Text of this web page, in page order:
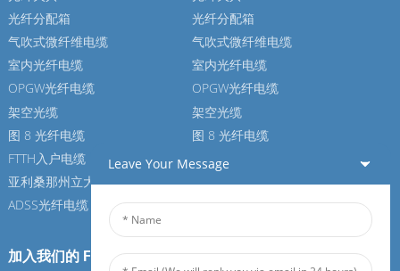
光纤分配箱
气吹式微纤维电缆
室内光纤电缆
OPGW光纤电缆
架空光缆
图 8 光纤电缆
FTTH入户电缆
亚利桑那州立大学光纤电缆
ADSS光纤电缆
光纤分配箱
气吹式微纤维电缆
室内光纤电缆
OPGW光纤电缆
架空光缆
图 8 光纤电缆
FTTH入户电缆
亚利桑那州立大学光纤电缆
ADSS光纤电缆
加入我们的 Feiboer
Leave Your Message